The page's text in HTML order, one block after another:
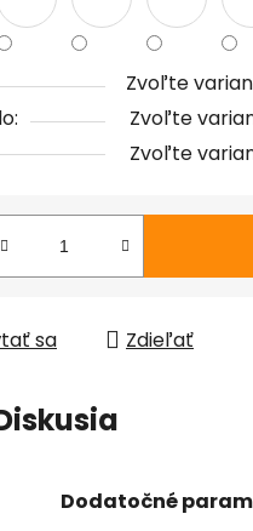
Zvoľte
Zvoľte
Zvoľte
sa Zdieľať
Dodatočné